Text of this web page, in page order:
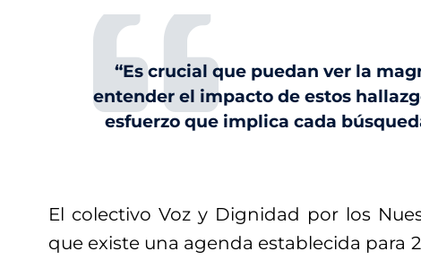
“Es crucial que puedan ver la
entender el impacto de estos
esfuerzo que implica cada
El colectivo Voz y Dignidad por los
que existe una agenda establecida para